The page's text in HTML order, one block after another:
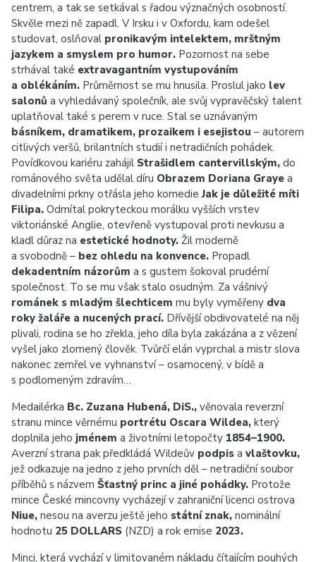
centrem, a tak se setkával s řadou význačných osobností.
Skvěle mezi ně zapadl. V Irsku i v Oxfordu, kam odešel
studovat, oslňoval pronikavým intelektem, mrštným
jazykem a smyslem pro humor. Pozornost na sebe
strhával také extravagantním vystupováním
a oblékáním. Průměrnost se mu hnusila. Proslul jako lev
salonů a vyhledávaný společník, ale svůj vypravěčský talent
uplatňoval také s perem v ruce. Stal se uznávaným
básníkem, dramatikem, prozaikem i esejistou – autorem
citlivých veršů, brilantních studií i netradičních pohádek.
Povídkovou kariéru zahájil Strašidlem cantervillským, do
románového světa udělal díru Obrazem Doriana Graye a
divadelními prkny otřásla jeho komedieJak je důležité míti
Filipa. Odmítal pokryteckou morálku vyšších vrstev
viktoriánské Anglie, otevřeně vystupoval proti nevkusu a
kladl důraz na estetické hodnoty. Žil moderně
a svobodně – bez ohledu na konvence. Propadl
dekadentním názorům a s gustem šokoval prudérní
společnost. To se mu však stalo osudným. Za vášnivý
románek s mladým šlechticem mu byly vyměřeny dva
roky žaláře a nucených prací. Dřívější obdivovatelé na něj
plivali, rodina se ho zřekla, jeho díla byla zakázána a z vězení
vyšel jako zlomený člověk. Tvůrčí elán vyprchal a mistr slova
nakonec zemřel ve vyhnanství – osamocený, v bídě a
s podlomeným zdravím…
Medailérka Bc. Zuzana Hubená, DiS., věnovala reverzní
stranu mince věrnému portrétu Oscara Wildea, který
doplnila jeho jménem a životními letopočty 1854–1900.
Averzní strana pak předkládá Wildeův podpis a vlaštovku,
jež odkazuje na jedno z jeho prvních děl – netradiční soubor
příběhů s názvem Šťastný princ a jiné pohádky. Protože
mince České mincovny vycházejí v zahraniční licenci ostrova
Niue, nesou na averzu ještě jeho státní znak, nominální
hodnotu 25 DOLLARS (NZD) a rok emise 2023.
Minci, která vychází v limitovaném nákladu čítajícím pouhých